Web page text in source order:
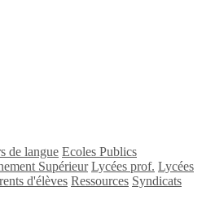
de langue Ecoles Publics
Supérieur Lycées prof. Lycées
d'élèves Ressources Syndicats